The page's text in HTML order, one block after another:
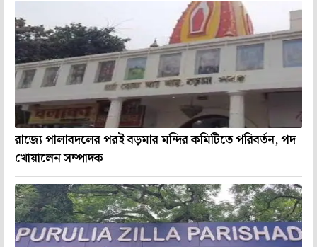
রাজ্যে পালাবদলের পরই বড়মার মন্দির কমিটিতে পরিবর্তন, পদ
খোয়ালেন সম্পাদক